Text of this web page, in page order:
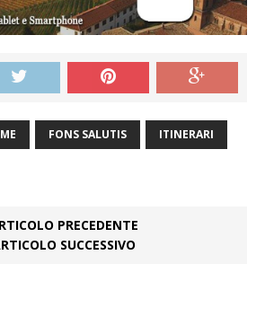
FONS SALUTIS ITINERARI
PRECEDENTE
SUCCESSIVO